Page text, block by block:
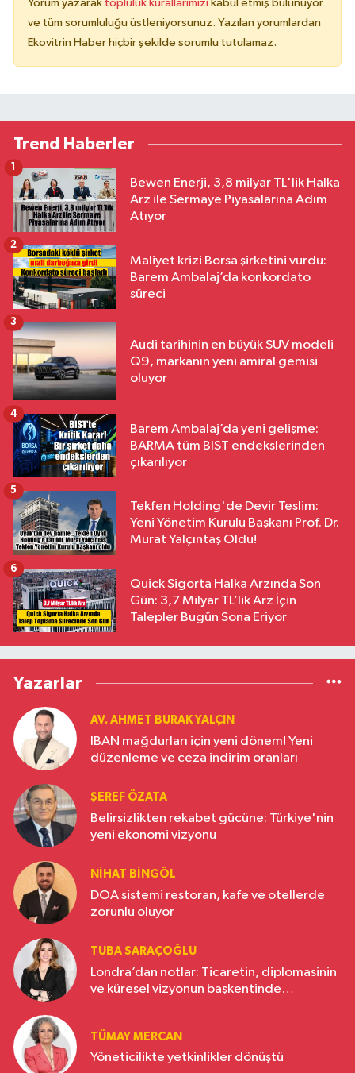
Yorum yazarak topluluk kurallarımızı kabul etmiş bulunuyor
ve tüm sorumluluğu üstleniyorsunuz. Yazılan yorumlardan
Ekovitrin Haber hiçbir şekilde sorumlu tutulamaz.
Trend Haberler
Bewen Enerji, 3,8 milyar TL'lik Halka
Arz ile Sermaye Piyasalarına Adım
Atıyor
Maliyet krizi Borsa şirketini vurdu:
Barem Ambalaj’da konkordato
süreci
2
Audi tarihinin en büyük SUV modeli
Q9, markanın yeni amiral gemisi
oluyor
3
Barem Ambalaj’da yeni gelişme:
BARMA tüm BIST endekslerinden
çıkarılıyor
4
Tekfen Holding'de Devir Teslim:
Yeni Yönetim Kurulu Başkanı Prof. Dr.
Murat Yalçıntaş Oldu!
5
Quick Sigorta Halka Arzında Son
Gün: 3,7 Milyar TL’lik Arz İçin
Talepler Bugün Sona Eriyor
6
Yazarlar
AV. AHMET BURAK YALÇIN
IBAN mağdurları için yeni dönem! Yeni
düzenleme ve ceza indirim oranları
ŞEREF ÖZATA
Belirsizlikten rekabet gücüne: Türkiye'nin
yeni ekonomi vizyonu
NIHAT BINGÖL
DOA sistemi restoran, kafe ve otellerde
zorunlu oluyor
TUBA SARAÇOĞLU
Londra’dan notlar: Ticaretin, diplomasinin
ve küresel vizyonun başkentinde
TÜMAY MERCAN
Yöneticilikte yetkinlikler dönüştü